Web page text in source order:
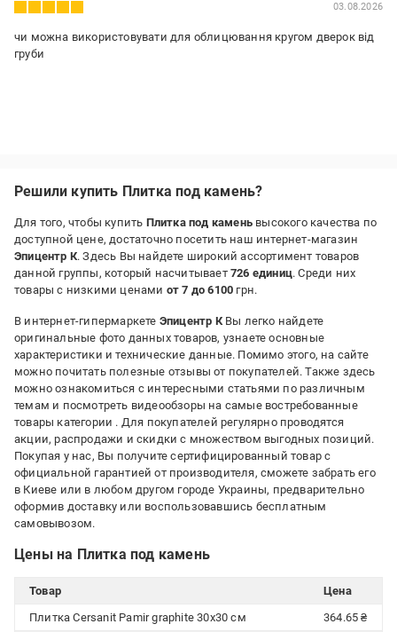
03.08.2026
чи можна використовувати для облицювання кругом дверок від
груби
Решили купить Плитка под камень?
Для того, чтобы купить Плитка под камень высокого качества по
доступной цене, достаточно посетить наш интернет-магазин
Эпицентр К. Здесь Вы найдете широкий ассортимент товаров
данной группы, который насчитывает 726 единиц. Среди них
товары с низкими ценами от 7 до 6100 грн.
В интернет-гипермаркете Эпицентр КВы легко найдете
оригинальные фото данных товаров, узнаете основные
характеристики и технические данные. Помимо этого, на сайте
можно почитать полезные отзывы от покупателей. Также здесь
можно ознакомиться с интересными статьями по различным
темам и посмотреть видеообзоры на самые востребованные
товары категории . Для покупателей регулярно проводятся
акции, распродажи и скидки с множеством выгодных позиций.
Покупая у нас, Вы получите сертифицированный товар с
официальной гарантией от производителя, сможете забрать его
в Киеве или в любом другом городе Украины, предварительно
оформив доставку или воспользовавшись бесплатным
самовывозом.
Цены на Плитка под камень
Товар
Цена
Плитка Cersanit Pamir graphite 30x30 см
364.65 ₴